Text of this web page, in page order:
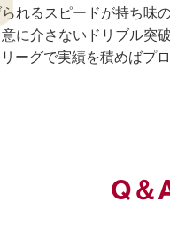
れるスピードが持ち味
に介さないドリブル突
ーグで実績を積めばプ
Q＆